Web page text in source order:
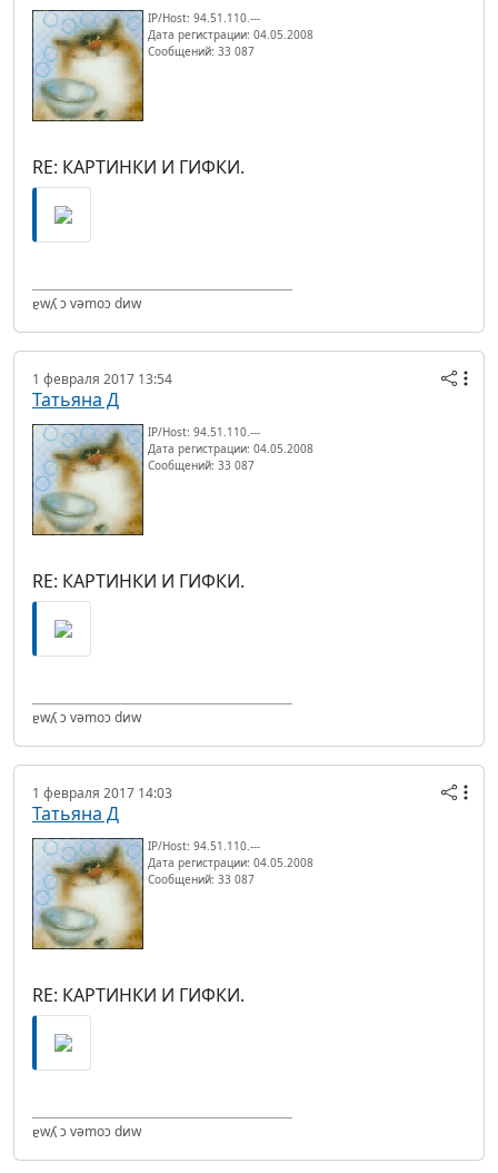
IP/Host: 94.51.110.---
Дата регистрации: 04.05.2008
Сообщений: 33 087
RE: КАРТИНКИ И ГИФКИ.
ɐwʎ ɔ vǝmоɔ dиw
1 февраля 2017 13:54
Татьяна Д
IP/Host: 94.51.110.---
Дата регистрации: 04.05.2008
Сообщений: 33 087
RE: КАРТИНКИ И ГИФКИ.
ɐwʎ ɔ vǝmоɔ dиw
1 февраля 2017 14:03
Татьяна Д
IP/Host: 94.51.110.---
Дата регистрации: 04.05.2008
Сообщений: 33 087
RE: КАРТИНКИ И ГИФКИ.
ɐwʎ ɔ vǝmоɔ dиw